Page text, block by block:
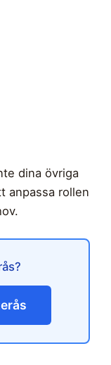
dina övriga
anpassa rollen